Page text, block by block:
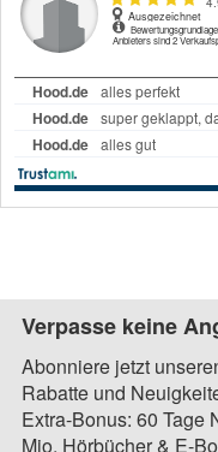
Verpasse keine
Abonniere jetzt
Rabatte und
Extra-Bonus: 60 Tage
Mio. Hörbücher & E-